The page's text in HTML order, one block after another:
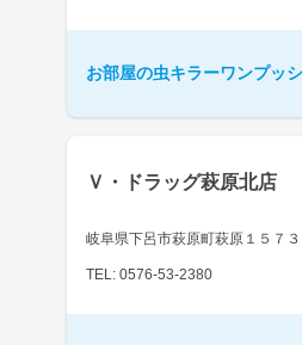
お部屋の虫キラーワンプッ
Ｖ・ドラッグ萩原北店
岐阜県下呂市萩原町萩原１５７３
TEL: 0576-53-2380